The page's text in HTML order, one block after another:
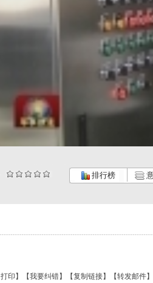
排行榜
打印 】【我要纠错】【复制链接】【转发邮件